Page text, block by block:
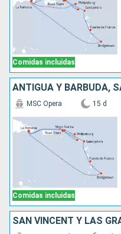
Comidas incluidas
Comidas incluidas
MSC Opera 15 d